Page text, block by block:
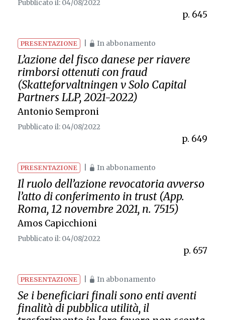
Pubblicato il: 04/08/2022
p. 645
PRESENTAZIONE In abbonamento
L’azione del fisco danese per riavere
rimborsi ottenuti con fraud
(Skatteforvaltningen vSolo Capital
Partners LLP, 2021-2022)
Antonio Semproni
Pubblicato il: 04/08/2022
p. 649
PRESENTAZIONE In abbonamento
Il ruolo dell’azione revocatoria avverso
l’atto di conferimento in trust (App.
Roma, 12 novembre 2021, n. 7515)
Amos Capicchioni
Pubblicato il: 04/08/2022
p. 657
PRESENTAZIONE In abbonamento
Se i beneficiari finali sono enti aventi
finalità di pubblica utilità, il